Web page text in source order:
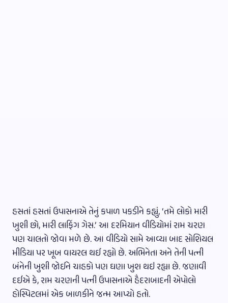
હસતાં હસતાં ઉપાસનાએ તેનું કપાળ પકડીને કહ્યું, ‘તમે લોકો મારી
ખુશી છો, મારી લાફિંગ ગેસ.’ આ દરમિયાન વીડિયોમાં રામ ચરણ
પણ ચાલતો જોવા મળે છે. આ વીડિયો સામે આવ્યા બાદ સોશિયલ
મીડિયા પર ખૂબ વાયરલ થઈ રહ્યો છે. અભિનેતા અને તેની પત્ની
બંનેની ખુશી જોઈને ચાહકો પણ ઘણા ખુશ થઇ રહ્યા છે. જણાવી
દઈએ કે, રામ ચરણની પત્ની ઉપાસનાએ હૈદરાબાદની એપોલો
હોસ્પિટલમાં એક બાળકીને જન્મ આપ્યો હતો.